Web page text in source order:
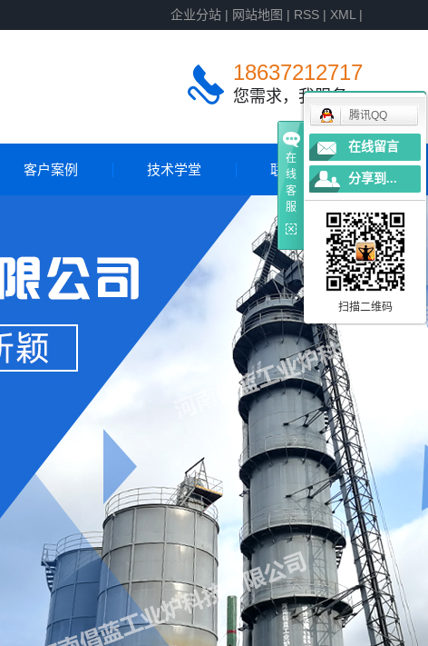
企业分站 | 网站地图 | RSS | XML |
18637212717
您需求，我服务
客户案例 技术学堂 联系我们
在
线
客
服
腾讯QQ
在线留言
分享到...
扫描二维码